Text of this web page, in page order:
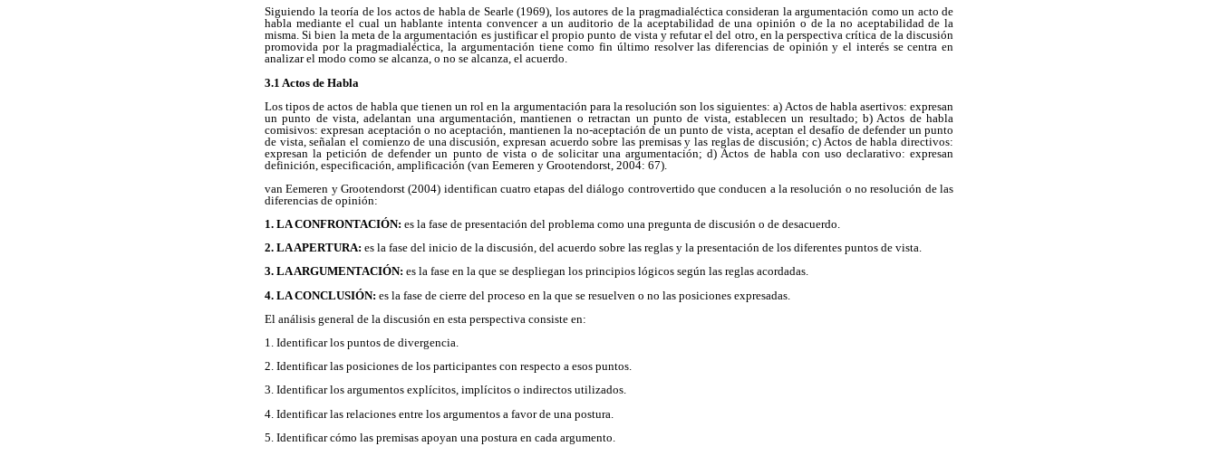
Siguiendo la teoría de los actos de habla de Searle (1969), los autores de la pragmadialéctica consideran la argumentación como un acto de
habla mediante el cual un hablante intenta convencer a un auditorio de la aceptabilidad de una opinión o de la no aceptabilidad de la
misma. Si bien la meta de la argumentación es justificar el propio punto de vista y refutar el del otro, en la perspectiva crítica de la discusión
promovida por la pragmadialéctica, la argumentación tiene como fin último resolver las diferencias de opinión y el interés se centra en
analizar el modo como se alcanza, o no se alcanza, el acuerdo.
3.1 Actos de Habla
Los tipos de actos de habla que tienen un rol en la argumentación para la resolución son los siguientes: a) Actos de habla asertivos: expresan
un punto de vista, adelantan una argumentación, mantienen o retractan un punto de vista, establecen un resultado; b) Actos de habla
comisivos: expresan aceptación o no aceptación, mantienen la no-aceptación de un punto de vista, aceptan el desafío de defender un punto
de vista, señalan el comienzo de una discusión, expresan acuerdo sobre las premisas y las reglas de discusión; c) Actos de habla directivos:
expresan la petición de defender un punto de vista o de solicitar una argumentación; d) Actos de habla con uso declarativo: expresan
definición, especificación, amplificación (van Eemeren y Grootendorst, 2004: 67).
van Eemeren y Grootendorst (2004) identifican cuatro etapas del diálogo controvertido que conducen a la resolución o no resolución de las
diferencias de opinión:
1. LA CONFRONTACIÓN: es la fase de presentación del problema como una pregunta de discusión o de desacuerdo.
2. LA APERTURA: es la fase del inicio de la discusión, del acuerdo sobre las reglas y la presentación de los diferentes puntos de vista.
3. LA ARGUMENTACIÓN: es la fase en la que se despliegan los principios lógicos según las reglas acordadas.
4. LA CONCLUSIÓN: es la fase de cierre del proceso en la que se resuelven o no las posiciones expresadas.
El análisis general de la discusión en esta perspectiva consiste en:
1. Identificar los puntos de divergencia.
2. Identificar las posiciones de los participantes con respecto a esos puntos.
3. Identificar los argumentos explícitos, implícitos o indirectos utilizados.
4. Identificar las relaciones entre los argumentos a favor de una postura.
5. Identificar cómo las premisas apoyan una postura en cada argumento.